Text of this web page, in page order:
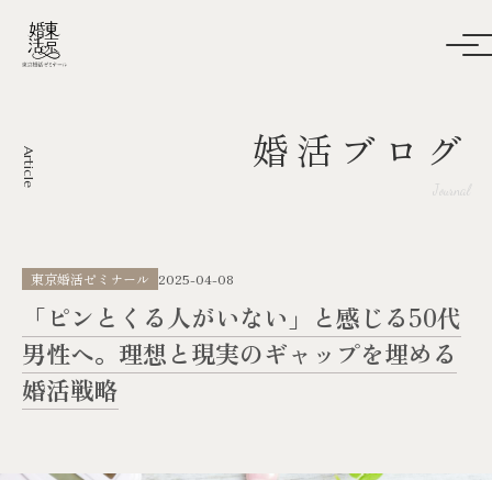
Article 婚活ブログ
Journal
東京婚活ゼミナール 2025-04-08
「ピンとくる人がいない」と感じる50代
男性へ。理想と現実のギャップを埋める
婚活戦略